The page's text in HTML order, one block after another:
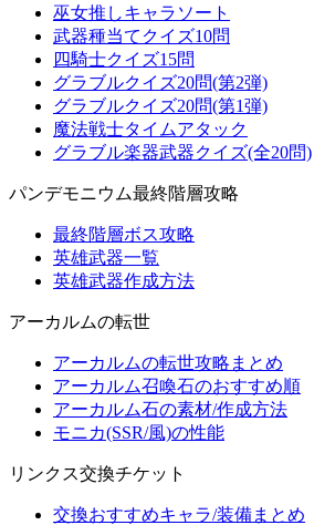
巫女推しキャラソート
武器種当てクイズ10問
四騎士クイズ15問
グラブルクイズ20問(第2弾)
グラブルクイズ20問(第1弾)
魔法戦士タイムアタック
グラブル楽器武器クイズ(全20問)
パンデモニウム最終階層攻略
最終階層ボス攻略
英雄武器一覧
英雄武器作成方法
アーカルムの転世
アーカルムの転世攻略まとめ
アーカルム召喚石のおすすめ順
アーカルム石の素材/作成方法
モニカ(SSR/風)の性能
リンクス交換チケット
交換おすすめキャラ/装備まとめ